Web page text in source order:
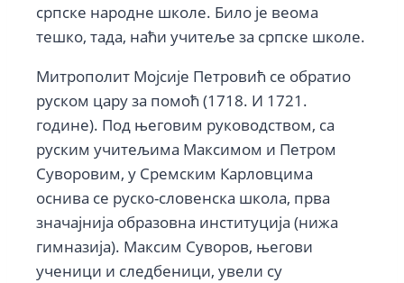
српске народне школе. Било је веома
тешко, тада, наћи учитеље за српске школе.
Митрополит Мојсије Петровић се обратио
руском цару за помоћ (1718. И 1721.
године). Под његовим руководством, са
руским учитељима Максимом и Петром
Суворовим, у Сремским Карловцима
оснива се руско-словенска школа, прва
значајнија образовна институција (нижа
гимназија). Максим Суворов, његови
ученици и следбеници, увели су